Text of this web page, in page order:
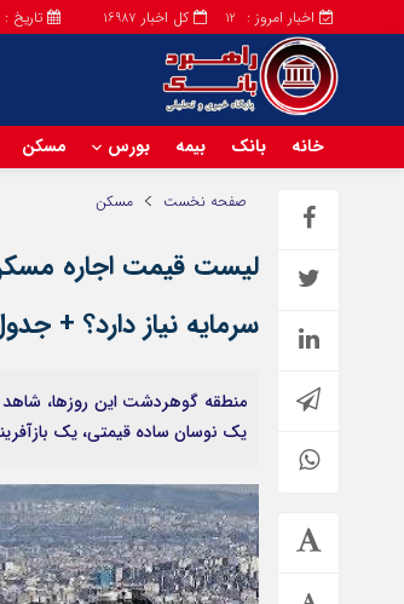
کل اخبار 16987 اخبار امروز : 12 تاریخ : شنبه -
خانه بانک بیمه بورس مسکن
صفحه نخست مسکن
سرمایه نیاز دارد؟ + جدول
منطقه گوهردشت این روزها، شاهد
یک نوسان ساده قیمتی، یک